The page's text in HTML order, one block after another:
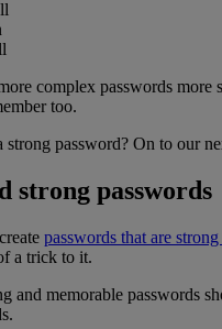
complex passwords more
too.
strong password? On to our
strong passwords
passwords that are
a trick to it.
and memorable passwords